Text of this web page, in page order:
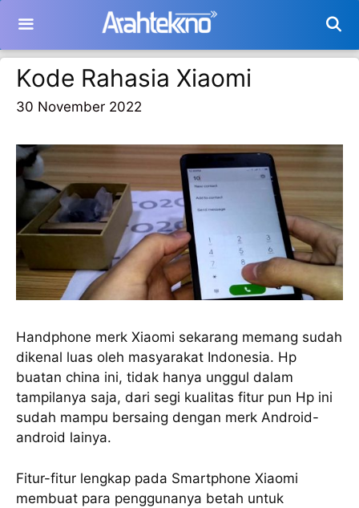
isi
Kode Rahasia Xiaomi
30 November 2022
Handphone merk Xiaomi sekarang memang sudah
dikenal luas oleh masyarakat Indonesia. Hp
buatan china ini, tidak hanya unggul dalam
tampilanya saja, dari segi kualitas fitur pun Hp ini
sudah mampu bersaing dengan merk Android-
android lainya.
Fitur-fitur lengkap pada Smartphone Xiaomi
membuat para penggunanya betah untuk